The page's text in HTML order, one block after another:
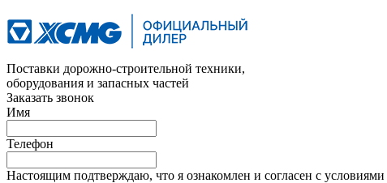
Поставки дорожно-строительной техники,
оборудования и запасных частей
Заказать звонок
Имя
Телефон
Настоящим подтверждаю, что я ознакомлен и согласен с условиями